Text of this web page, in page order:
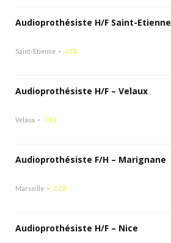
Audioprothésiste H/F Saint-Etienne
Saint-Etienne CDI
Audioprothésiste H/F – Velaux
Velaux CDI
Audioprothésiste F/H – Marignane
Marseille CDI
Audioprothésiste H/F – Nice